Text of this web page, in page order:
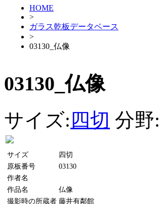
HOME
>
ガラス乾板データベース
>
03130_仏像
03130_仏像
サイズ: 四切 分野:
サイズ
四切
原板番号
03130
作者名
作品名
仏像
撮影時の所蔵者 藤井有鄰館